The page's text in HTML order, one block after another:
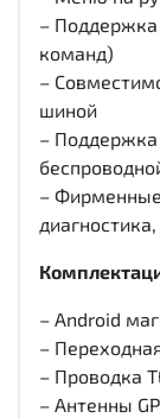
– Поддержка
команд)
–
шиной
– Поддержка
– Фирменные
– Android
–
– Проводка
– Антенны